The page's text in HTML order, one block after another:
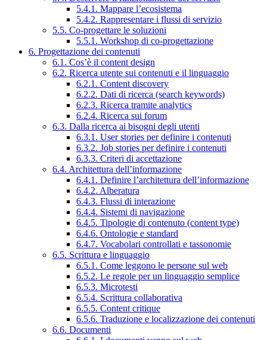
5.4.1. Mappare l’ecosistema
5.4.2. Rappresentare i flussi di servizio
5.5. Co-progettare le soluzioni
5.5.1. Workshop di co-progettazione
6. Progettazione dei contenuti
6.1. Cos’è il content design
6.2. Ricerca utente sui contenuti e il linguaggio
6.2.1. Content discovery
6.2.2. Dati di ricerca (search keywords)
6.2.3. Ricerca tramite analytics
6.2.4. Ricerca sui forum
6.3. Dalla ricerca ai bisogni degli utenti
6.3.1. User stories per definire i contenuti
6.3.2. Job stories per definire i contenuti
6.3.3. Criteri di accettazione
6.4. Architettura dell’informazione
6.4.1. Definire l’architettura dell’informazione
6.4.2. Alberatura
6.4.3. Flussi di interazione
6.4.4. Sistemi di navigazione
6.4.5. Tipologie di contenuto (content type)
6.4.6. Ontologie e standard
6.4.7. Vocabolari controllati e tassonomie
6.5. Scrittura e linguaggio
6.5.1. Come leggono le persone sul web
6.5.2. Le regole per un linguaggio semplice
6.5.3. Microtesti
6.5.4. Scrittura collaborativa
6.5.5. Content critique
6.5.6. Traduzione e localizzazione dei contenuti
6.6. Documenti